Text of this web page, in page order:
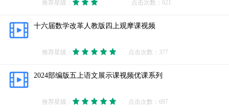
推荐星级： 点击次数：621
十六届数学改革人教版四上观摩课视频
推荐星级： 点击次数：377
2024部编版五上语文展示课视频优课系列
推荐星级： 点击次数：697